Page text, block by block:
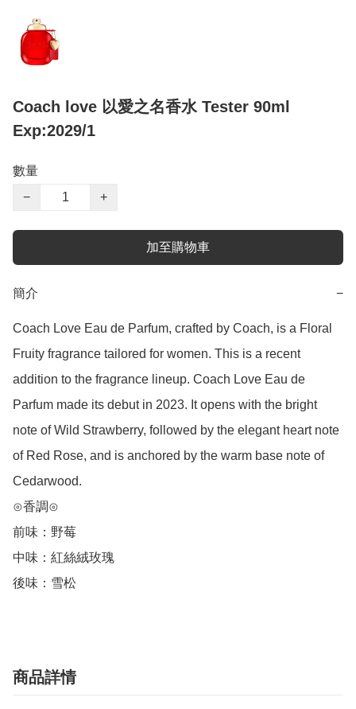
Coach love 以愛之名香水 Tester 90ml
Exp:2029/1
數量
−
+
加至購物車
簡介 −
Coach Love Eau de Parfum, crafted by Coach, is a Floral
Fruity fragrance tailored for women. This is a recent
addition to the fragrance lineup. Coach Love Eau de
Parfum made its debut in 2023. It opens with the bright
note of Wild Strawberry, followed by the elegant heart note
of Red Rose, and is anchored by the warm base note of
Cedarwood.
⊙香調⊙
前味：野莓
中味：紅絲絨玫瑰
後味：雪松
商品詳情